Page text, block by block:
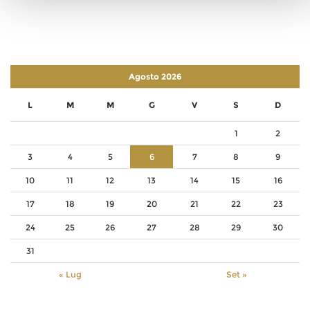
Agosto 2026
L M M G V S D
1 2
3 4 5 6 7 8 9
10 11 12 13 14 15 16
17 18 19 20 21 22 23
24 25 26 27 28 29 30
31
« Lug Set »